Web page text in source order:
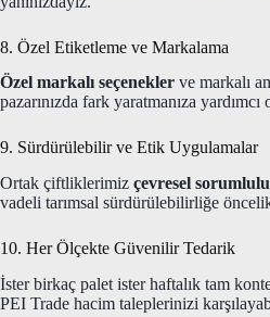
8. Özel Etiketleme ve Markalama
Özel markalı seçenekler ve markalı
pazarınızda fark yaratmanıza
9. Sürdürülebilir ve Etik Uygulamalar
Ortak çiftliklerimiz çevresel
vadeli tarımsal sürdürülebilirliğe
10. Her Ölçekte Güvenilir Tedarik
İster birkaç palet ister haftalık tam
PEI Trade hacim taleplerinizi